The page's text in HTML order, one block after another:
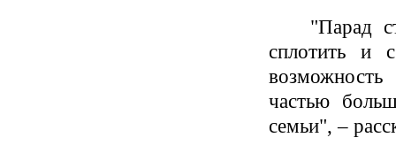
"Парад
сплотить и
частью
семьи", –